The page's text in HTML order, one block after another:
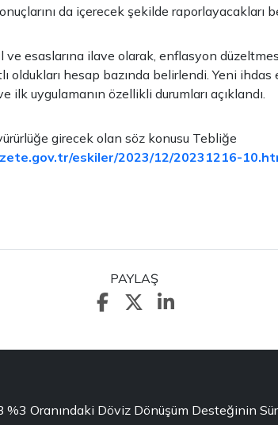
da içerecek şekilde raporlayacakları
ve esaslarına ilave olarak, enflasyon
oldukları hesap bazında belirlendi. Yeni ihdas
ilk uygulamanın özellikli durumları açıklandı.
girecek olan söz konusu Tebliğe
eskiler/2023/12/20231216-
PAYLAŞ
%3 Oranındaki Döviz Dönüşüm Desteğinin